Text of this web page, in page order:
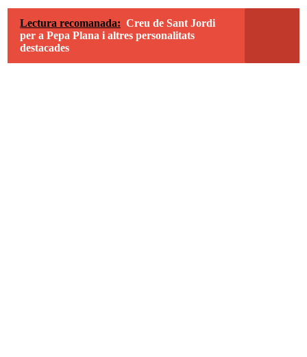
Lectura recomanada: Creu de Sant Jordi
per a Pepa Plana i altres personalitats
destacades